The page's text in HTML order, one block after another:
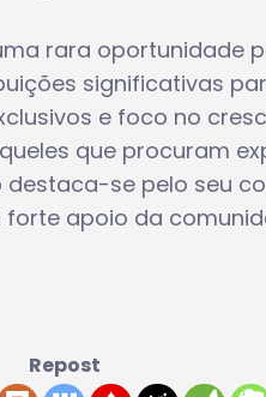
rara oportunidade
significativas
e foco no
que procuram
se pelo seu
apoio da
Repost